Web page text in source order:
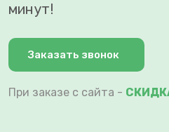
минут!
Заказать звонок
При заказе с сайта -